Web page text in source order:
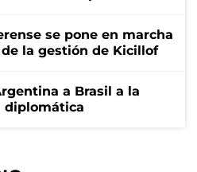
se pone en marcha
la gestión de Kicillof
a Brasil a la
diplomática